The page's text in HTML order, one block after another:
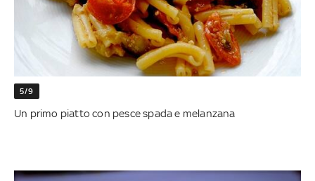
5/9
Un primo piatto con pesce spada e melanzana